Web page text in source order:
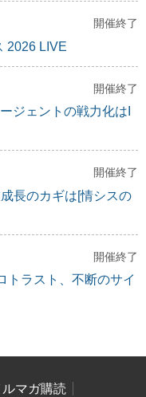
開催終了
2026 LIVE
開催終了
ジェントの戦力化はI
開催終了
長のカギは[情シスの
開催終了
トラスト、不断のサイ
ルマガ購読